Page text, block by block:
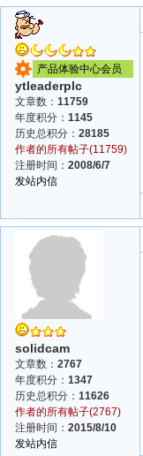
产品体验中心会员
ytleaderplc
文章数： 11759
年度积分： 1145
历史总积分： 28185
作者的所有帖子(11759)
注册时间： 2008/6/7
发站内信
solidcam
文章数： 2767
年度积分： 1347
历史总积分： 11626
作者的所有帖子(2767)
注册时间： 2015/8/10
发站内信